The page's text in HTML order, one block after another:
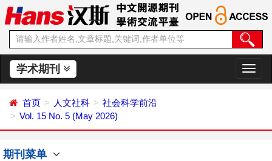
学术期刊
切
换
首页 人文社科
社会科学前沿
Vol. 15 No. 5 (May 2026)
期刊菜单